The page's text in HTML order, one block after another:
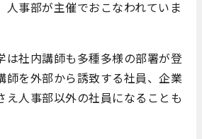
人事部が主催でおこなわれていま
は社内講師も多種多様の部署が登
師を外部から誘致する社員、企業
え人事部以外の社員になることも